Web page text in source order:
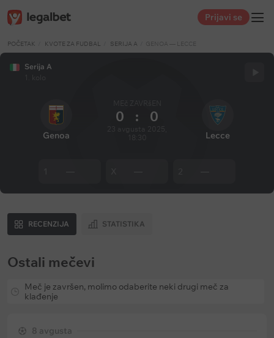
Prijavi se
POČETAK KVOTE ZA FUDBAL SERIJA A GENOA — LECCE
Serija A
Genoa
MEč ZAVRšEN
0 : 0
Lecce
RECENZIJA STATISTIKA
Ostali mečevi
Meč je završen, molimo odaberite neki drugi meč za
klađenje
8 avgusta